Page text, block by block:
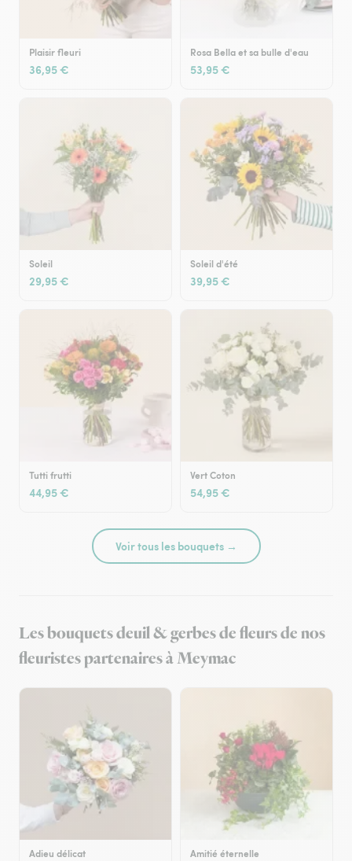
Plaisir fleuri
36,95 €
Rosa Bella et sa bulle d'eau
53,95 €
Soleil
29,95 €
Soleil d'été
39,95 €
Tutti frutti
44,95 €
Vert Coton
54,95 €
Voir tous les bouquets →
Les bouquets deuil & gerbes de fleurs de nos
fleuristes partenaires à Meymac
Adieu délicat Amitié éternelle